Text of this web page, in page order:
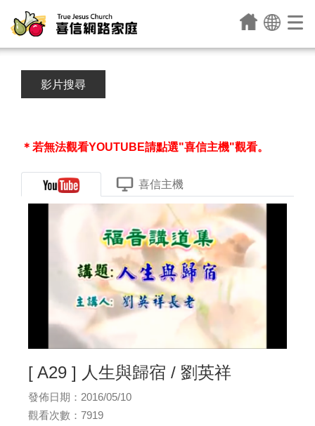
影片搜尋
＊若無法觀看YOUTUBE請點選"喜信主機"觀看。
喜信主機
[ A29 ] 人生與歸宿 / 劉英祥
發佈日期：2016/05/10
觀看次數：7919